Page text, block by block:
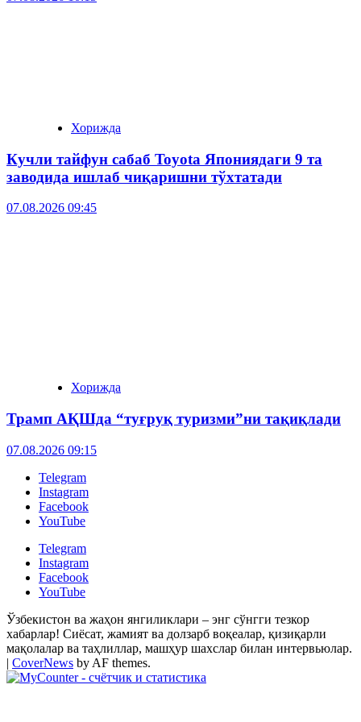
Хорижда
Кучли тайфун сабаб Toyota Япониядаги 9 та
заводида ишлаб чиқаришни тўхтатади
07.08.2026 09:45
Хорижда
Трамп АҚШда “туғруқ туризми”ни тақиқлади
07.08.2026 09:15
Telegram
Instagram
Facebook
YouTube
Telegram
Instagram
Facebook
YouTube
Ўзбекистон ва жаҳон янгиликлари – энг сўнгги тезкор
хабарлар! Сиёсат, жамият ва долзарб воқеалар, қизиқарли
мақолалар ва таҳлиллар, машҳур шахслар билан интервьюлар.
| CoverNews by AF themes.